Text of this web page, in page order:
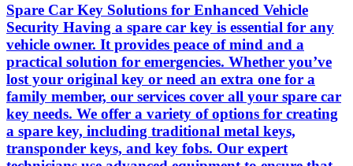
Spare Car Key Solutions for Enhanced Vehicle
Security Having a spare car key is essential for any
vehicle owner. It provides peace of mind and a
practical solution for emergencies. Whether you’ve
lost your original key or need an extra one for a
family member, our services cover all your spare car
key needs. We offer a variety of options for creating
a spare key, including traditional metal keys,
transponder keys, and key fobs. Our expert